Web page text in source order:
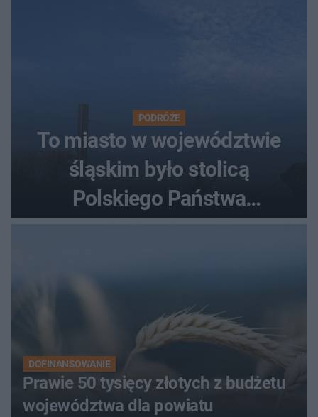
PODRÓŻE
To miasto w województwie
śląskim było stolicą
Polskiego Państwa
Podziemnego. Dziś zna je
DOFINANSOWANIE
Prawie 50 tysięcy złotych z budżetu
województwa dla powiatu